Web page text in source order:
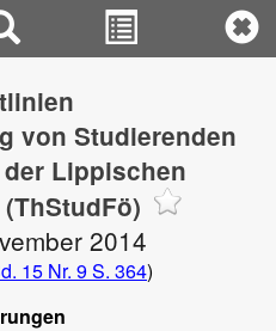
von Studierenden
Lippischen
2014
15 Nr. 9 S. 364)